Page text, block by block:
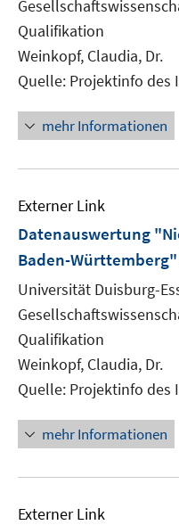
öffnen
Qualifikation
Weinkopf, Claudia, Dr.
Quelle: Projektinfo des
mehr Informationen
Externer Link
Datenauswertung
Baden-Württemberg"
Universität Duisburg-
Qualifikation
Weinkopf, Claudia, Dr.
Quelle: Projektinfo des
mehr Informationen
Externer Link